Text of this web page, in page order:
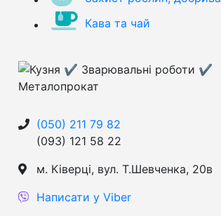
Кава та чай
(050) 211 79 82
(093) 121 58 22
м. Ківерці, вул. Т.Шевченка, 20в
Написати у Viber